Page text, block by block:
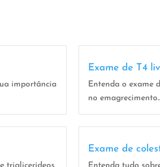
importância
Exame de T4
Entenda o exame
no
Exame de